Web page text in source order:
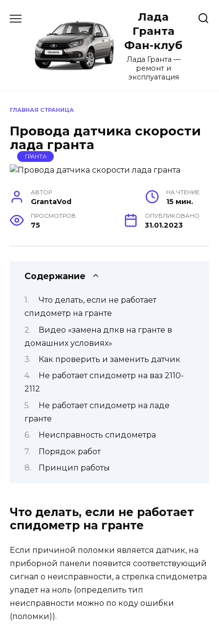
содержанию
Лада
Гранта
Фан-клуб
Лада Гранта —
ремонт и
эксплуатация
ГЛАВНАЯ СТРАНИЦА
Провода датчика скорости
лада гранта
ГРАНТА
АВТОР
GrantaVod
НА ЧТЕНИЕ
15 мин.
ПРОСМОТРОВ
75
ОПУБЛИКОВАНО
31.01.2023
Содержание
Что делать, если не работает
спидометр на гранте
Видео «замена дпкв на гранте в
домашних условиях»
Как проверить и заменить датчик
Не работает спидометр на ваз 2110-
2112
Не работает спидометр на ладе
гранте
Неисправность спидометра
Порядок работ
Принцип работы
Что делать, если не работает
спидометр на гранте
Если причиной поломки является датчик, на
приборной панели появится соответствующий
сигнал о неисправности, а стрелка спидометра
упадет на ноль (определить тип
неисправности можно по коду ошибки
(поломки)).